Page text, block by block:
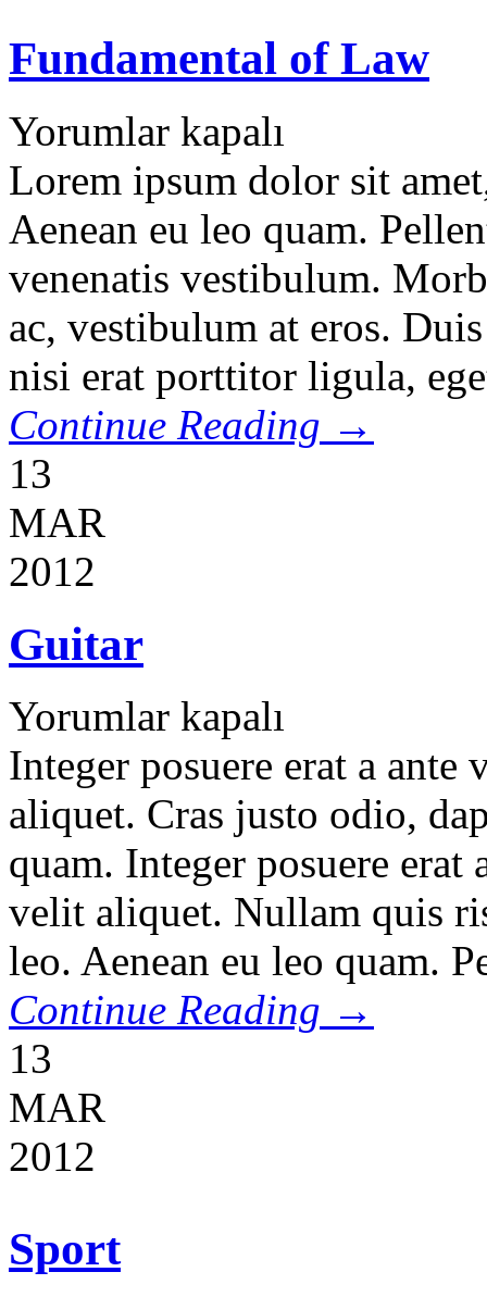
Fundamental of Law
Yorumlar kapalı
Lorem ipsum dolor sit
Aenean eu leo quam.
venenatis vestibulum.
ac, vestibulum at eros.
nisi erat porttitor ligula,
Continue Reading →
13
MAR
2012
Guitar
Yorumlar kapalı
Integer posuere erat a ante
aliquet. Cras justo odio,
quam. Integer posuere erat
velit aliquet. Nullam quis
leo. Aenean eu leo quam.
Continue Reading →
13
MAR
2012
Sport